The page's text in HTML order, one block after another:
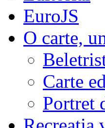
EuroJS
O carte,
Carte
Portret